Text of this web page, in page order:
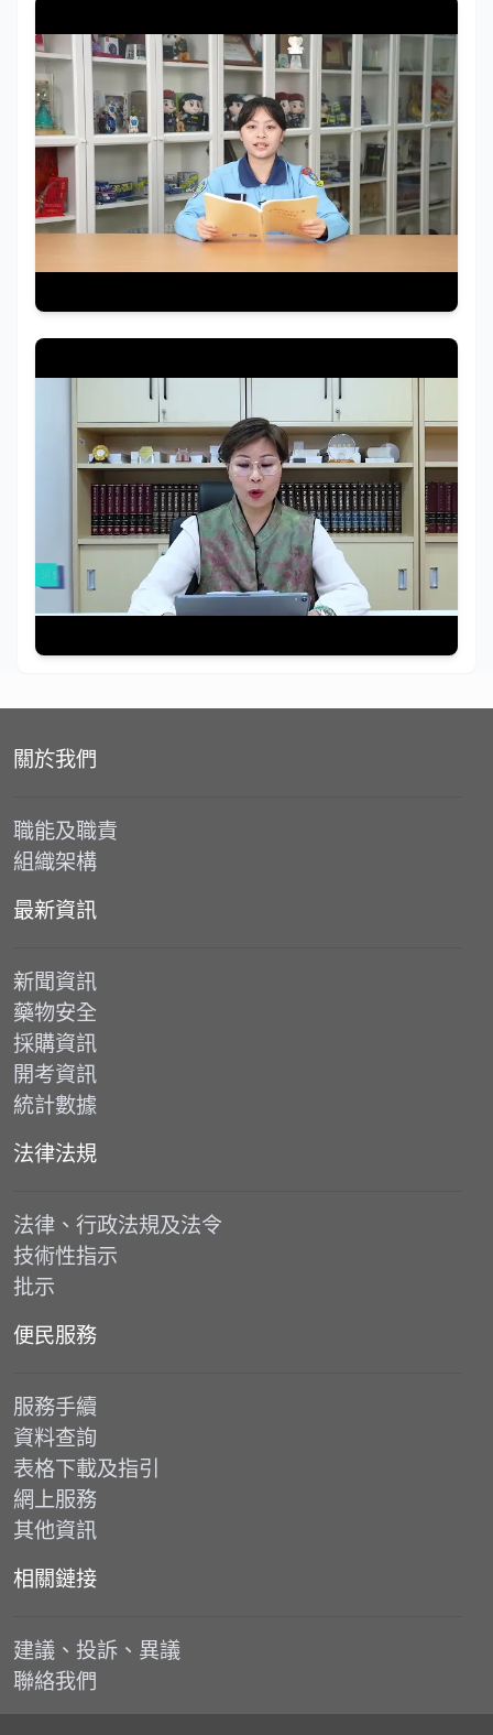
關於我們
職能及職責
組織架構
最新資訊
新聞資訊
藥物安全
採購資訊
開考資訊
統計數據
法律法規
法律、行政法規及法令
技術性指示
批示
便民服務
服務手續
資料查詢
表格下載及指引
網上服務
其他資訊
相關鏈接
建議、投訴、異議
聯絡我們